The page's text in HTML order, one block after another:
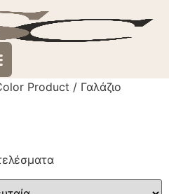
Product / Γαλάζιο